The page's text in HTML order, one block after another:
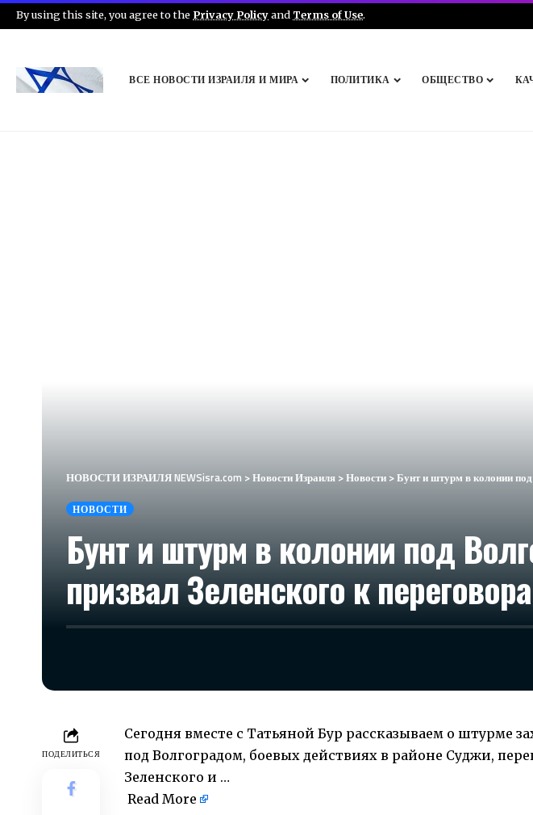
By using this site, you agree to the Privacy Policyand Terms of Use.
ВСЕ НОВОСТИ ИЗРАИЛЯ И МИРА ПОЛИТИКА ОБЩЕСТВО
НОВОСТИ ИЗРАИЛЯ NEWSisra.com >Новости Израиля >Новости >Бунт и штурм в колонии
НОВОСТИ
Бунт и штурм в колонии под
призвал Зеленского к
ПОДЕЛИТЬСЯ
Сегодня вместе с Татьяной Бур рассказываем о штурме
под Волгоградом, боевых действиях в районе Суджи,
Зеленского и …
Read More